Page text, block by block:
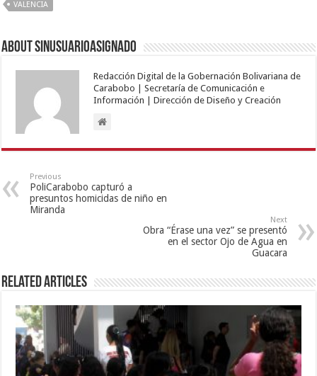
VALENCIA
About sinusuarioasignado
Redacción Digital de la Gobernación Bolivariana de
Carabobo | Secretaría de Comunicación e
Información | Dirección de Diseño y Creación
Previous
PoliCarabobo capturó a
presuntos homicidas de niño en
Miranda
Next
Obra “Érase una vez” se presentó
en el sector Ojo de Agua en
Guacara
Related Articles